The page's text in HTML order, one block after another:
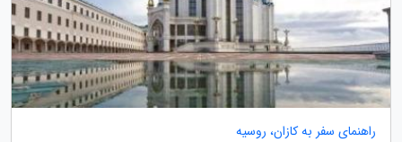
راهنمای سفر به کازان، روسیه